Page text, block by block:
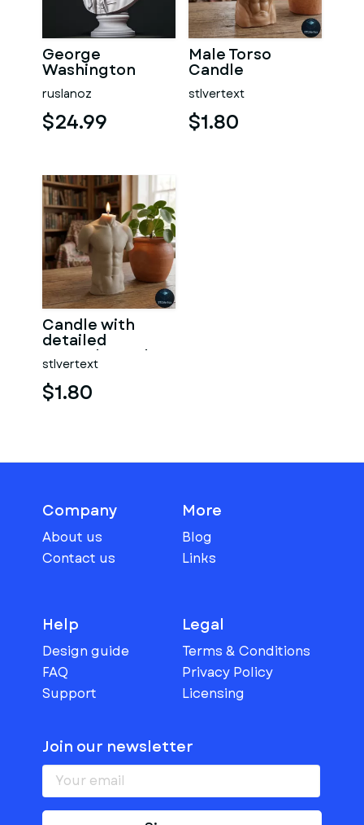
George
Washington
#RoZ
ruslanoz
$24.99
Male Torso
Candle
stlvertext
$1.80
Candle with
detailed
muscular male
torso
stlvertext
$1.80
Company
About us
Contact us
More
Blog
Links
Help
Design guide
FAQ
Support
Legal
Terms & Conditions
Privacy Policy
Licensing
Join our newsletter